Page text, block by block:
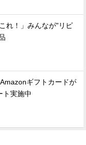
れ！」みんなが"リピ
ギフトカードが
ト実施中